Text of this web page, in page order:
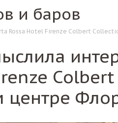
и баров
Rossa Hotel Firenze Colbert
Colbert
центре